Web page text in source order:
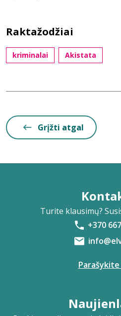
Raktažodžiai
kriminalai Akistata
Grįžti atgal
Turite klausimų?
+370
Parašykite